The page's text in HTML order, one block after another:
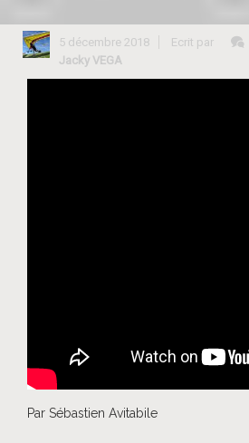
5 décembre 2018
Ecrit par
Jacky VEGA
Par Sébastien Avitabile